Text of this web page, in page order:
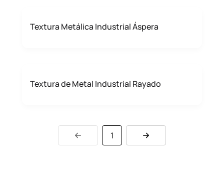
Textura Metálica Industrial Áspera
Textura de Metal Industrial Rayado
1